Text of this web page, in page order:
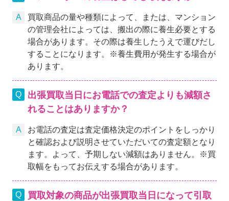
買取商品の量や種類によって、または、マンション
の管理会社によっては、搬出の際に養生必要とする
場合があります。その際は養生したうえで運びだし
することになります。※養生費用が発生する場合が
あります。
出張買取当日にお電話での査定よりも減額さ
れることはありますか？
お電話の査定は査定価格決定のポイントをしっかり
と確認および説明させていただいての査定額となり
ます。よって、予期しない減額はありません。※買
取幅をもってお伝えする場合があります。
買取対象の商品が出張買取当日になって引取